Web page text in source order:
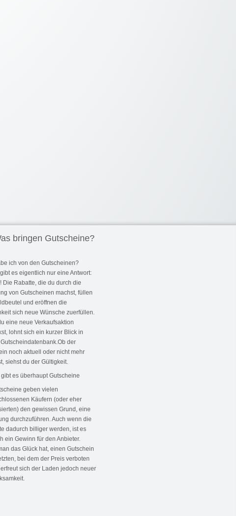
bringen Gutscheine?
ich von den Gutscheinen?
es eigentlich nur eine Antwort:
Die Rabatte, die du durch die
von Gutscheinen machst, füllen
und eröffnen die
sich neue Wünsche zuerfüllen.
eine neue Verkaufsaktion
lohnt sich ein kurzer Blick in
der
noch aktuell oder nicht mehr
siehst du der Gültigkeit.
es überhaupt Gutscheine
geben vielen
Käufern (oder eher
den gewissen Grund, eine
durchzuführen. Auch wenn die
dadurch billiger werden, ist es
ein Gewinn für den Anbieter.
das Glück hat, einen Gutschein
bei dem der Preis verboten
sich der Laden jedoch neuer